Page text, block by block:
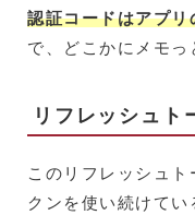
認証コードはアプ
で、どこかにメモっ
リフレッシュト
このリフレッシュ
クンを使い続けて